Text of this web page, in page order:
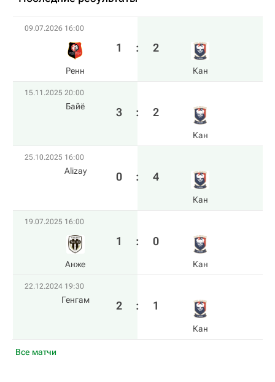
Все матчи
09.07.2026 16:00
Ренн
1 : 2
Кан
15.11.2025 20:00
Байё 3 : 2
Кан
25.10.2025 16:00
Alizay 0 : 4
Кан
19.07.2025 16:00
Анже
1 : 0
Кан
22.12.2024 19:30
Генгам 2 : 1
Кан